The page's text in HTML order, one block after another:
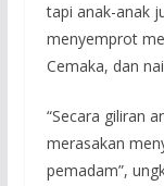
tapi anak-anak
menyemprot
Cemaka, dan
“Secara giliran
merasakan
pemadam”,